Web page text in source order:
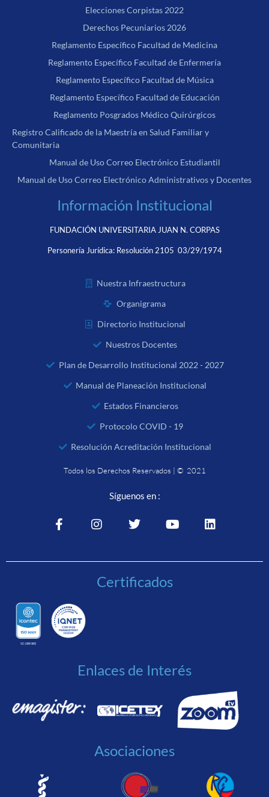
Elecciones Corpistas 2022
Derechos Pecuniarios 2026
Reglamento Específico Facultad de Medicina
Reglamento Específico Facultad de Enfermería
Reglamento Específico Facultad de Música
Reglamento Específico Facultad de Educación
Reglamento Posgrados Médico Quirúrgicos
Registro Calificado de la Maestría en Salud Familiar y
Comunitaria
Manual de Uso Correo Electrónico Estudiantil
Manual de Uso Correo Electrónico Administrativos y Docentes
Información Institucional
FUNDACIÓN UNIVERSITARIA JUAN N. CORPAS
Personería Jurídica: Resolución 2105 03/29/1974
Nuestra Infraestructura
Organigrama
Directorio Institucional
Nuestros Docentes
Plan de Desarrollo Institucional 2022 - 2027
Manual de Planeación Institucional
Estados Financieros
Protocolo COVID - 19
Resolución Acreditación Institucional
Todos los Derechos Reservados | © 2021
Síguenos en :
Certificados
Enlaces de Interés
Asociaciones